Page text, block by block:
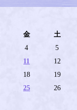
金 土
4
5
11
12
18
19
25
26